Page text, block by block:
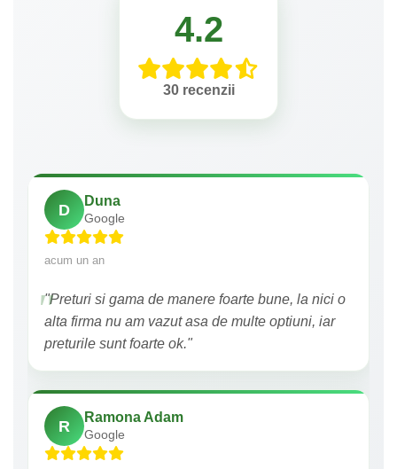
4.2
30 recenzii
D
Duna
Google
acum un an
"Preturi si gama de manere foarte bune, la nici o
alta firma nu am vazut asa de multe optiuni, iar
preturile sunt foarte ok."
R
Ramona Adam
Google